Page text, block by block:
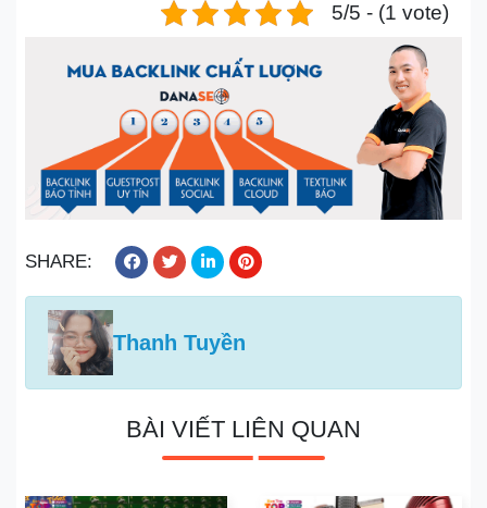
5/5 - (1 vote)
SHARE:
Thanh Tuyền
BÀI VIẾT LIÊN QUAN